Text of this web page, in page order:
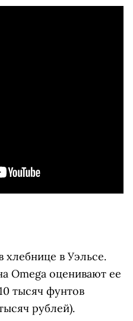
в Уэльсе.
Omega оценивают ее
тысяч фунтов
рублей).